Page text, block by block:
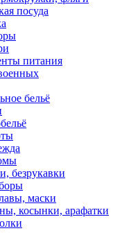
посуда
питания
бельё
безрукавки
маски
косынки, арафатки